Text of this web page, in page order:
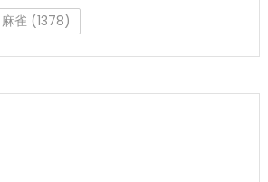
麻雀 (1378)